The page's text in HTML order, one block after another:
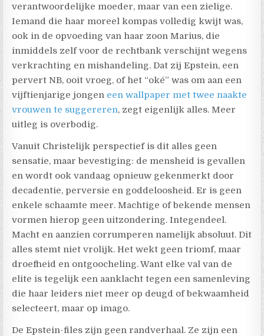
verantwoordelijke moeder, maar van een zielige.
Iemand die haar moreel kompas volledig kwijt was,
ook in de opvoeding van haar zoon Marius, die
inmiddels zelf voor de rechtbank verschijnt wegens
verkrachting en mishandeling. Dat zij Epstein, een
pervert NB, ooit vroeg, of het “oké” was om aan een
vijftienjarige jongen een wallpaper met twee naakte
vrouwen te suggereren, zegt eigenlijk alles. Meer
uitleg is overbodig.
Vanuit Christelijk perspectief is dit alles geen
sensatie, maar bevestiging: de mensheid is gevallen
en wordt ook vandaag opnieuw gekenmerkt door
decadentie, perversie en goddeloosheid. Er is geen
enkele schaamte meer. Machtige of bekende mensen
vormen hierop geen uitzondering. Integendeel.
Macht en aanzien corrumperen namelijk absoluut. Dit
alles stemt niet vrolijk. Het wekt geen triomf, maar
droefheid en ontgoocheling. Want elke val van de
elite is tegelijk een aanklacht tegen een samenleving
die haar leiders niet meer op deugd of bekwaamheid
selecteert, maar op imago.
De Epstein-files zijn geen randverhaal. Ze zijn een